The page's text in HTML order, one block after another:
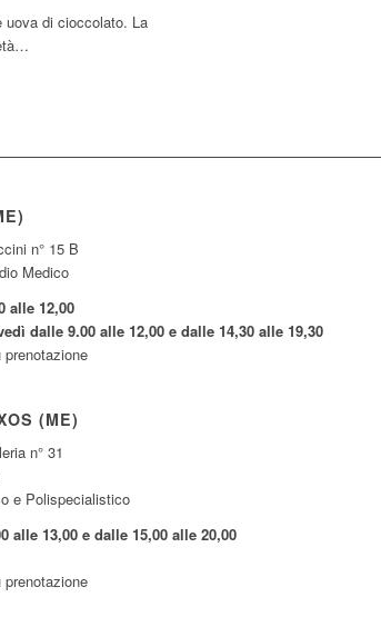
uova di cioccolato. La
n° 15 B
Medico
alle 12,00
dalle 9.00 alle 12,00 e dalle 14,30 alle 19,30
(ME)
n° 31
e Polispecialistico
alle 13,00 e dalle 15,00 alle 20,00